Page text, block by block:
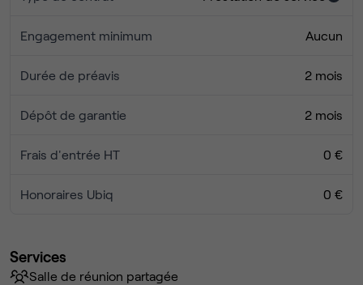
Engagement minimum Aucun
Durée de préavis 2 mois
Dépôt de garantie 2 mois
Frais d'entrée HT 0 €
Honoraires Ubiq 0 €
Services
Salle de réunion partagée